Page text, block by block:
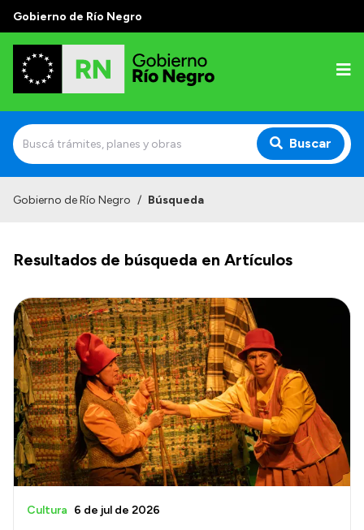
Gobierno de Río Negro
Buscar
Prensa
Autoridades y Organismos
Discursos en la Legislatura
Casa de Gobierno
Acerca de Río Negro
Historia
Geografía
Invertí en Río Negro
Gobierno de Río Negro / Búsqueda
Resultados de búsqueda en Artículos
Cultura 6 de jul de 2026